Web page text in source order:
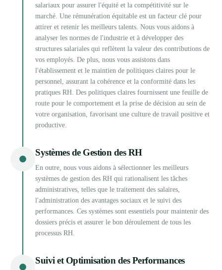
salariaux pour assurer l'équité et la compétitivité sur le
marché. Une rémunération équitable est un facteur clé pour
attirer et retenir les meilleurs talents. Nous vous aidons à
analyser les normes de l'industrie et à développer des
structures salariales qui reflètent la valeur des contributions de
vos employés. De plus, nous vous assistons dans
l'établissement et le maintien de politiques claires pour le
personnel, assurant la cohérence et la conformité dans les
pratiques RH. Des politiques claires fournissent une feuille de
route pour le comportement et la prise de décision au sein de
votre organisation, favorisant une culture de travail positive et
productive.
Systèmes de Gestion des RH
En outre, nous vous aidons à sélectionner les meilleurs
systèmes de gestion des RH qui rationalisent les tâches
administratives, telles que le traitement des salaires,
l'administration des avantages sociaux et le suivi des
performances. Ces systèmes sont essentiels pour maintenir des
dossiers précis et assurer le bon déroulement de tous les
processus RH.
Suivi et Optimisation des Performances